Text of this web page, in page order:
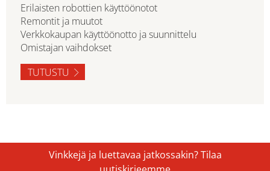
Erilaisten robottien käyttöönotot
Remontit ja muutot
Verkkokaupan käyttöönotto ja suunnittelu
Omistajan vaihdokset
TUTUSTU
Vinkkejä ja luettavaa jatkossakin? Tilaa